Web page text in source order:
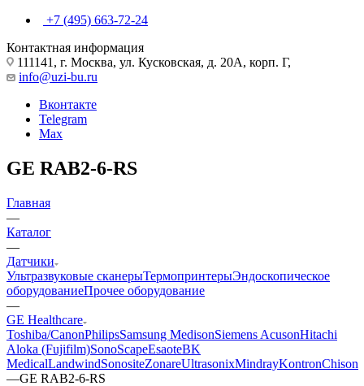
+7 (495) 663-72-24
Контактная информация
111141, г. Москва, ул. Кусковская, д. 20А, корп. Г,
info@uzi-bu.ru
Вконтакте
Telegram
Max
GE RAB2-6-RS
Главная
—
Каталог
—
Датчики
Ультразвуковые сканерыТермопринтерыЭндоскопическое
оборудованиеПрочее оборудование
—
GE Healthcare
Toshiba/CanonPhilipsSamsung MedisonSiemens AcusonHitachi
Aloka (Fujifilm)SonoScapeEsaoteBK
MedicalLandwindSonositeZonareUltrasonixMindrayKontronChison
—GE RAB2-6-RS